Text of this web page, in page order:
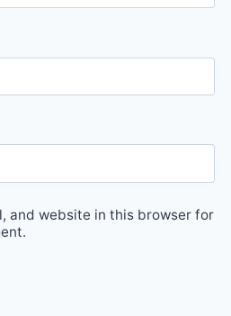
and website in this browser for